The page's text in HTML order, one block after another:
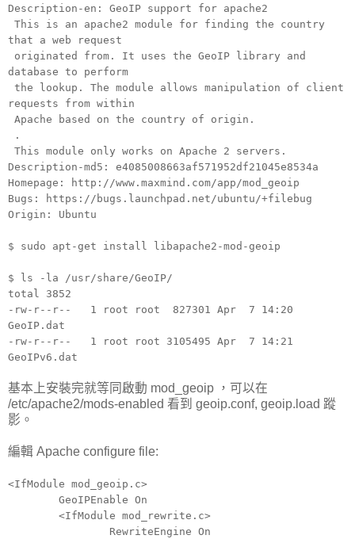
Description-en: GeoIP support for apache2
This is an apache2 module for finding the country
that a web request
originated from. It uses the GeoIP library and
database to perform
the lookup. The module allows manipulation of client
requests from within
Apache based on the country of origin.
.
This module only works on Apache 2 servers.
Description-md5: e4085008663af571952df21045e8534a
Homepage: http://www.maxmind.com/app/mod_geoip
Bugs: https://bugs.launchpad.net/ubuntu/+filebug
Origin: Ubuntu
$ sudo apt-get install libapache2-mod-geoip
$ ls -la /usr/share/GeoIP/
total 3852
-rw-r--r-- 1 root root 827301 Apr 7 14:20
GeoIP.dat
-rw-r--r-- 1 root root 3105495 Apr 7 14:21
GeoIPv6.dat
基本上安裝完就等同啟動 mod_geoip ，可以在
/etc/apache2/mods-enabled 看到 geoip.conf, geoip.load 蹤
影。
編輯 Apache configure file:
<IfModule mod_geoip.c>
GeoIPEnable On
<IfModule mod_rewrite.c>
RewriteEngine On